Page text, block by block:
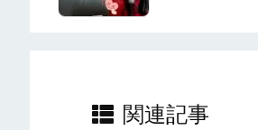
関連記事